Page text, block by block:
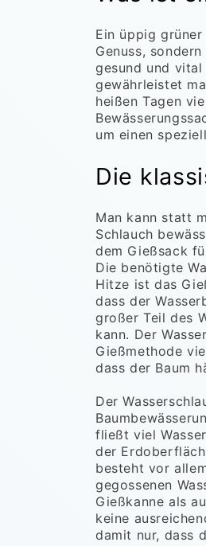
Ein üppig
Genuss,
gesund und vital
gewährleistet
heißen Tagen
um einen
Die
Man kann statt
Schlauch
dem Gießsack
Die benötigte
Hitze ist das
dass der
großer Teil des
kann. Der
Gießmethode
dass der Baum
Der
fließt viel
der
besteht vor
gegossenen
Gießkanne als
keine
damit nur, dass